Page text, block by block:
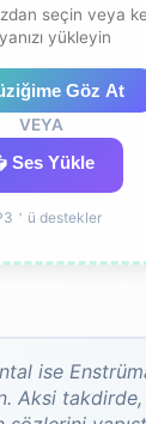
seçin veya
yükleyin
Göz At
VEYA
Ses Yükle
＇ü destekler